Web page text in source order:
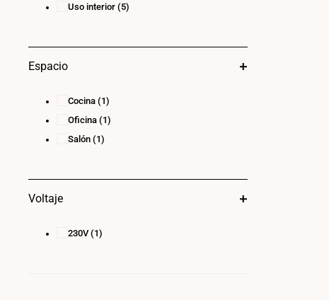
Uso interior (5)
Espacio
Cocina (1)
Oficina (1)
Salón (1)
Voltaje
230V (1)